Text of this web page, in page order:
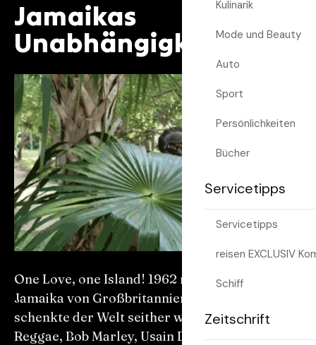
Kulinarik
Mode und Beauty
Auto
Sport
Persönlichkeiten
Bücher
Servicetipps
Servicetipps
reisen EXCLUSIV
Schiff
Zeitschrift
Jamaikas
Unabhängigkeitstag
One Love, one Island! 1962 machte sich
Jamaika von Großbritannien unabhängig und
schenkte der Welt seither weit mehr als Sonne:
Reggae, Bob Marley, Usain Bolt und die